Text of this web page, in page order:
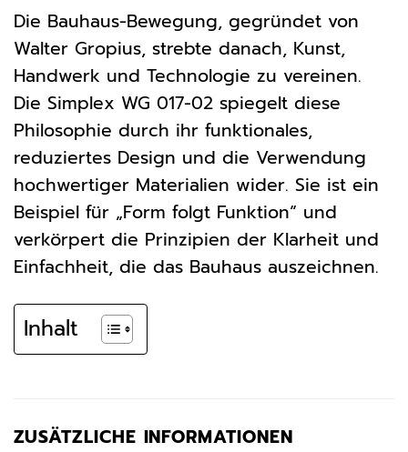
Die Bauhaus-Bewegung, gegründet von
Walter Gropius, strebte danach, Kunst,
Handwerk und Technologie zu vereinen.
Die Simplex WG 017-02 spiegelt diese
Philosophie durch ihr funktionales,
reduziertes Design und die Verwendung
hochwertiger Materialien wider. Sie ist ein
Beispiel für „Form folgt Funktion“ und
verkörpert die Prinzipien der Klarheit und
Einfachheit, die das Bauhaus auszeichnen.
Inhalt
ZUSÄTZLICHE INFORMATIONEN